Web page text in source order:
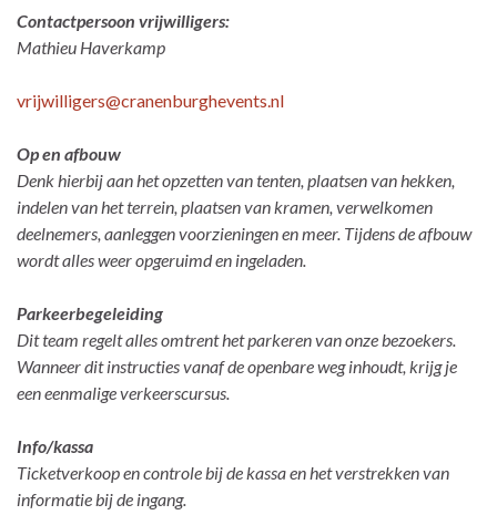
Contactpersoon vrijwilligers:
Mathieu Haverkamp
vrijwilligers@cranenburghevents.nl
Op en afbouw
Denk hierbij aan het opzetten van tenten, plaatsen van hekken,
indelen van het terrein, plaatsen van kramen, verwelkomen
deelnemers, aanleggen voorzieningen en meer. Tijdens de afbouw
wordt alles weer opgeruimd en ingeladen.
Parkeerbegeleiding
Dit team regelt alles omtrent het parkeren van onze bezoekers.
Wanneer dit instructies vanaf de openbare weg inhoudt, krijg je
een eenmalige verkeerscursus.
Info/kassa
Ticketverkoop en controle bij de kassa en het verstrekken van
informatie bij de ingang.